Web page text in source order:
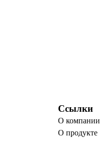
Ссылки
О компании
О продукте